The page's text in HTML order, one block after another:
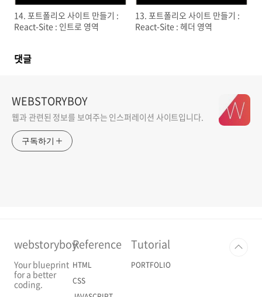
14. 포트폴리오 사이트 만들기 :
React-Site : 인트로 영역
13. 포트폴리오 사이트 만들기 :
React-Site : 헤더 영역
댓글
WEBSTORYBOY
웹과 관련된 정보를 보여주는 인스퍼레이션 사이트입니다.
구독하기
webstoryboy
Your blueprint
for a better
coding.
Reference
HTML
CSS
Tutorial
PORTFOLIO